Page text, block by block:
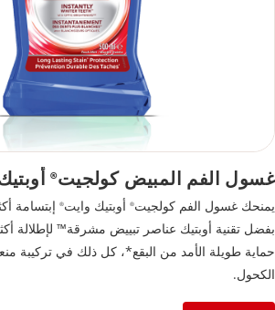
غسول الفم المبيض كولجيت®
يمنحك غسول الفم كولجيت® أوبتيك وايت® إبتسامة
بفضل تقنية أوبتيك عناصر تبييض مشرقة™ لإطلالة
حماية طويلة الأمد من البقع*، كل ذلك في تركيبة
الكحول.